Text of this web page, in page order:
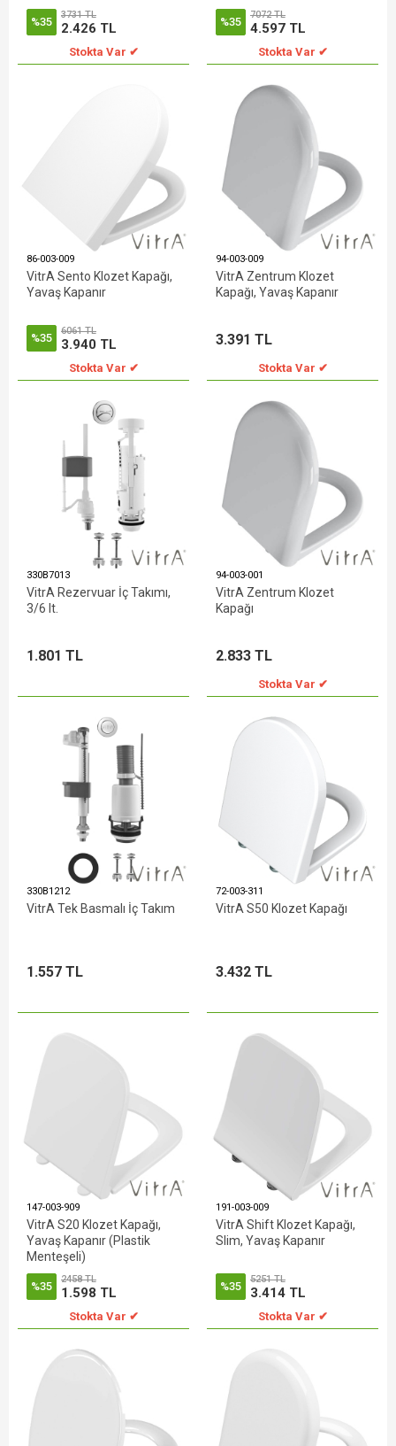
%35
3731 TL
2.426 TL
Stokta Var ✔
%35
7072 TL
4.597 TL
Stokta Var ✔
86-003-009
VitrA Sento Klozet Kapağı,
Yavaş Kapanır
%35
6061 TL
3.940 TL
Stokta Var ✔
94-003-009
VitrA Zentrum Klozet
Kapağı, Yavaş Kapanır
3.391 TL
Stokta Var ✔
330B7013
VitrA Rezervuar İç Takımı,
3/6 lt.
1.801 TL
94-003-001
VitrA Zentrum Klozet
Kapağı
2.833 TL
Stokta Var ✔
330B1212
VitrA Tek Basmalı İç Takım
1.557 TL
72-003-311
VitrA S50 Klozet Kapağı
3.432 TL
147-003-909
VitrA S20 Klozet Kapağı,
Yavaş Kapanır (Plastik
Menteşeli)
%35
2458 TL
1.598 TL
Stokta Var ✔
191-003-009
VitrA Shift Klozet Kapağı,
Slim, Yavaş Kapanır
%35
5251 TL
3.414 TL
Stokta Var ✔